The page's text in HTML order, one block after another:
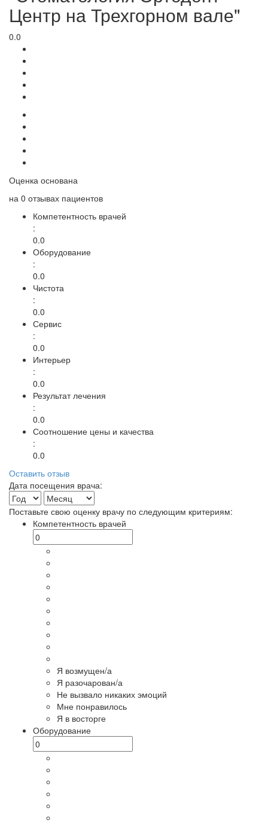
Центр на Трехгорном вале"
0.0
Оценка основана
на 0 отзывах пациентов
Компетентность врачей
:
0.0
Оборудование
:
0.0
Чистота
:
0.0
Сервис
:
0.0
Интерьер
:
0.0
Результат лечения
:
0.0
Соотношение цены и качества
:
0.0
Оставить отзыв
Дата посещения врача:
Поставьте свою оценку врачу по следующим критериям:
Компетентность врачей
Я возмущен/а
Я разочарован/а
Не вызвало никаких эмоций
Мне понравилось
Я в восторге
Оборудование